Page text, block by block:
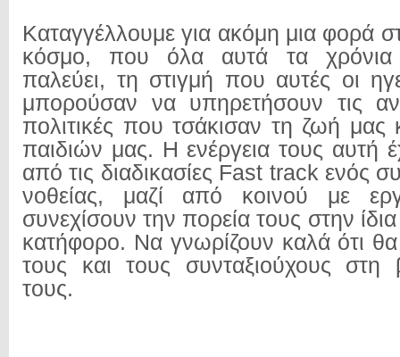
Καταγγέλλουμε για ακόμη μια φορά
κόσμο, που όλα αυτά τα χρόνια
παλεύει, τη στιγμή που αυτές οι
μπορούσαν να υπηρετήσουν τις
πολιτικές που τσάκισαν τη ζωή
παιδιών μας. Η ενέργεια τους αυτή
από τις διαδικασίες Fast track ενός
νοθείας, μαζί από κοινού με
συνεχίσουν την πορεία τους στην
κατήφορο. Να γνωρίζουν καλά ότι
τους και τους συνταξιούχους στη
τους.